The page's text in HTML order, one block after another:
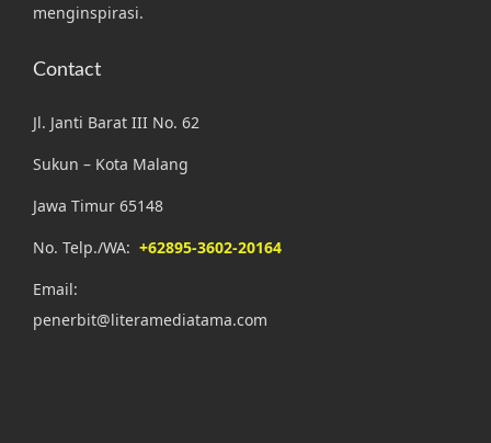
menginspirasi.
Contact
Jl. Janti Barat III No. 62
Sukun – Kota Malang
Jawa Timur 65148
No. Telp./WA: +62895-3602-20164
Email:
penerbit@literamediatama.com